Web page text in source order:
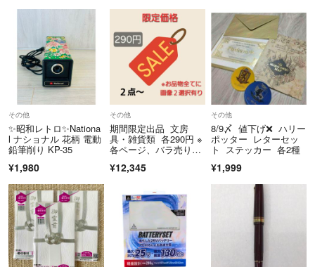
その他
✨昭和レトロ✨Nationa
l ナショナル 花柄 電動
鉛筆削り KP-35
¥1,980
その他
期間限定出品 文房
具・雑貨類 各290円 ※
各ページ、バラ売り不
¥12,345
その他
8/9〆 値下げ❌ ハリー
ポッター レターセッ
ト ステッカー 各2種
¥1,999